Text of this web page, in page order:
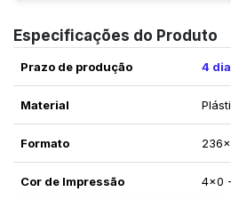
Especificações do Produto
Prazo de produção 4
Material
Formato
Cor de Impressão 4x0